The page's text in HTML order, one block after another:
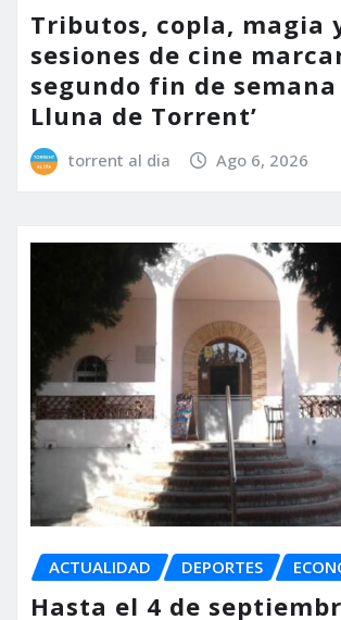
Tributos, copla, magia
sesiones de cine
segundo fin de semana
Lluna de Torrent’
torrent al dia Ago 6, 2026
ACTUALIDAD DEPORTES
Hasta el 4 de